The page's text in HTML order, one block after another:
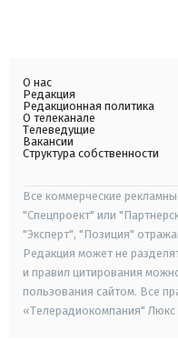
О нас
Редакция
Редакционная политика
О телеканале
Телеведущие
Вакансии
Структура собственности
Все коммерческие
"Спецпроект" или
"Эксперт", "Позиция"
Редакция может не
и правил цитирования
пользования сайтом. Все
«Телерадиокомпания" Люкс